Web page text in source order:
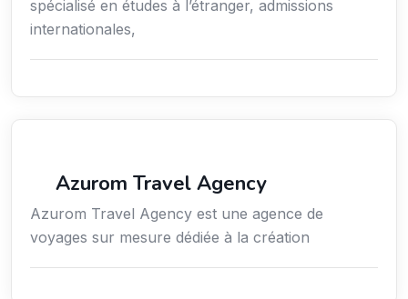
spécialisé en études à l’étranger, admissions
internationales,
Azurom Travel Agency
Azurom Travel Agency est une agence de
voyages sur mesure dédiée à la création